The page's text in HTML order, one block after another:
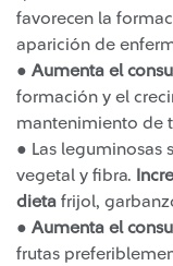
favorecen la
aparición de
● Aumenta el
formación y el
mantenimiento de
● Las leguminosas
vegetal y fibra.
dieta frijol,
● Aumenta el
frutas